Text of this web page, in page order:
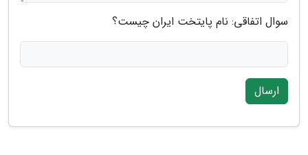
سوال اتفاقی: نام پایتخت ایران چیست؟
ارسال